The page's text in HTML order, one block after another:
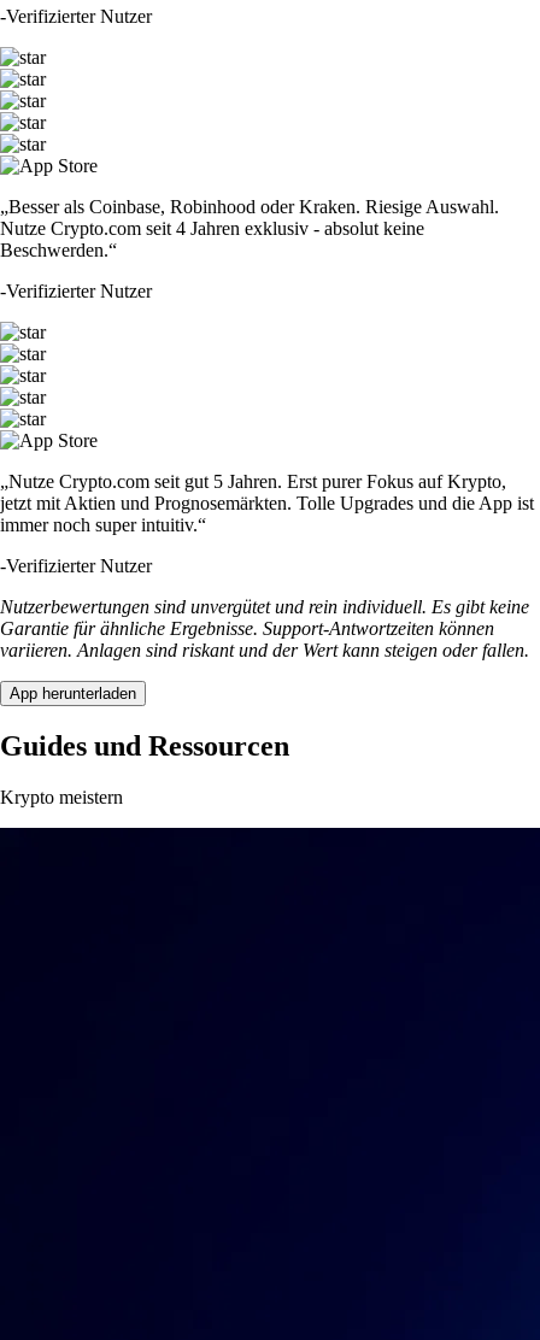
-Verifizierter Nutzer
„Besser als Coinbase, Robinhood oder Kraken. Riesige Auswahl.
Nutze Crypto.com seit 4 Jahren exklusiv - absolut keine
Beschwerden.“
-Verifizierter Nutzer
„Nutze Crypto.com seit gut 5 Jahren. Erst purer Fokus auf Krypto,
jetzt mit Aktien und Prognosemärkten. Tolle Upgrades und die App ist
immer noch super intuitiv.“
-Verifizierter Nutzer
Nutzerbewertungen sind unvergütet und rein individuell. Es gibt keine
Garantie für ähnliche Ergebnisse. Support-Antwortzeiten können
variieren. Anlagen sind riskant und der Wert kann steigen oder fallen.
App herunterladen
Guides und Ressourcen
Krypto meistern